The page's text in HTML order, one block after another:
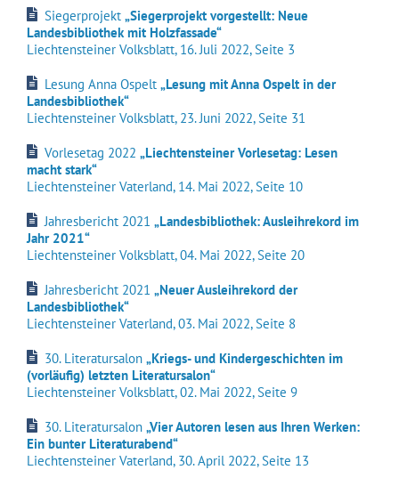
Siegerprojekt „Siegerprojekt vorgestellt: Neue
Landesbibliothek mit Holzfassade“
Liechtensteiner Volksblatt, 16. Juli 2022, Seite 3
Lesung Anna Ospelt „Lesung mit Anna Ospelt in der
Landesbibliothek“
Liechtensteiner Volksblatt, 23. Juni 2022, Seite 31
Vorlesetag 2022 „Liechtensteiner Vorlesetag: Lesen
macht stark“
Liechtensteiner Vaterland, 14. Mai 2022, Seite 10
Jahresbericht 2021 „Landesbibliothek: Ausleihrekord im
Jahr 2021“
Liechtensteiner Volksblatt, 04. Mai 2022, Seite 20
Jahresbericht 2021 „Neuer Ausleihrekord der
Landesbibliothek“
Liechtensteiner Vaterland, 03. Mai 2022, Seite 8
30. Literatursalon „Kriegs- und Kindergeschichten im
(vorläufig) letzten Literatursalon“
Liechtensteiner Volksblatt, 02. Mai 2022, Seite 9
30. Literatursalon „Vier Autoren lesen aus Ihren Werken:
Ein bunter Literaturabend“
Liechtensteiner Vaterland, 30. April 2022, Seite 13